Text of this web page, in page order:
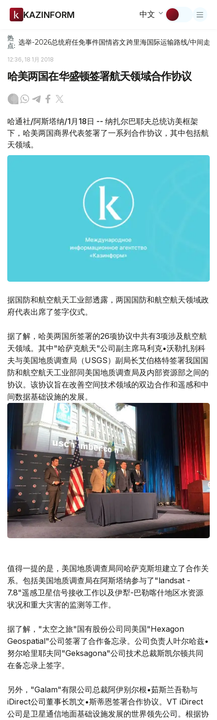
KAZINFORM 中文
热
点: 选举-2026总统府任免事件国情咨文跨里海国际运输路线/中间走廊
12:36, 18 1月 2018
哈美两国在华盛顿签署航天领域合作协议
哈通社/阿斯塔纳/1月18日 -- 纳扎尔巴耶夫总统访美框架
下，哈美两国商界代表签署了一系列合作协议，其中包括航
天领域。
据国防和航空航天工业部透露，两国国防和航空航天领域政
府代表出席了签字仪式。
据了解，哈美两国所签署的26项协议中共有3项涉及航空航
天领域。其中"哈萨克航天"公司副主席马利克•沃勒扎别科
夫与美国地质调查局（USGS）副局长艾伯格特签署我国国
防和航空航天工业部同美国地质调查局及内部资源部之间的
协议。该协议旨在改善空间技术领域的双边合作和遥感和中
间数据基础设施的发展。
值得一提的是，美国地质调查局同哈萨克斯坦建立了合作关
系。包括美国地质调查局在阿斯塔纳参与了"landsat -
7.8"遥感卫星信号接收工作以及伊犁-巴勒喀什地区水资源
状况和重大灾害的监测等工作。
据了解，"太空之旅"国有股份公司同美国"Hexagon
Geospatial"公司签署了合作备忘录。公司负责人叶尔哈兹•
努尔哈里耶夫同"Geksagona"公司技术总裁斯凯尔顿共同
在备忘录上签字。
另外，"Galam"有限公司总裁阿伊别尔根•茹斯兰吾勒与
iDirect公司董事长凯文•斯蒂恩签署合作协议。VT iDirect
公司是卫星通信地面基础设施发展的世界领先公司。根据协